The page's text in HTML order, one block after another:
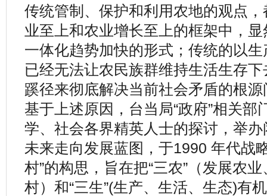
传统管制、保护和利用农地的观点
业至上和农业增长至上的框架中，
一体化趋势加快的形式；传统的以
已经无法让农民族群维持生活生存
蹊径来彻底解决当前社会矛盾的根源
基于上述原因，台当局“政府”相关
学、社会各界精英人士的探讨，举
未来走向发展蓝图，于1990 年代战
村”的构思，旨在把“三农”（发展农
村）和“三生”(生产、生活、生态)有